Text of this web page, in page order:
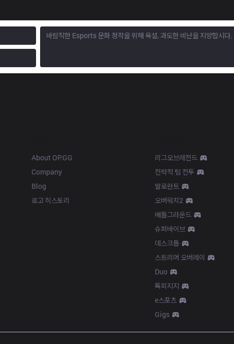
About OP.GG
Company
Blog
로고 히스토리
리그오브레전드
전략적 팀 전투
발로란트
오버워치2
배틀그라운드
슈퍼바이브
데스크톱
스트리머 오버레이
Duo
톡피지지
e스포츠
Gigs